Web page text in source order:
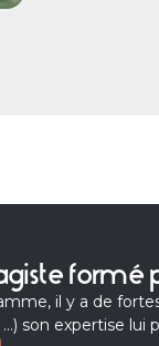
formé
il y a de
son expertise